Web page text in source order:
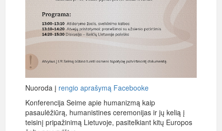
Nuoroda į rengio aprašymą Facebooke
Konferencija Seime apie humanizmą kaip
pasaulėžiūrą, humanistines ceremonijas ir jų kelią į
teisinį pripažinimą Lietuvoje, pasitelkiant kitų Europos